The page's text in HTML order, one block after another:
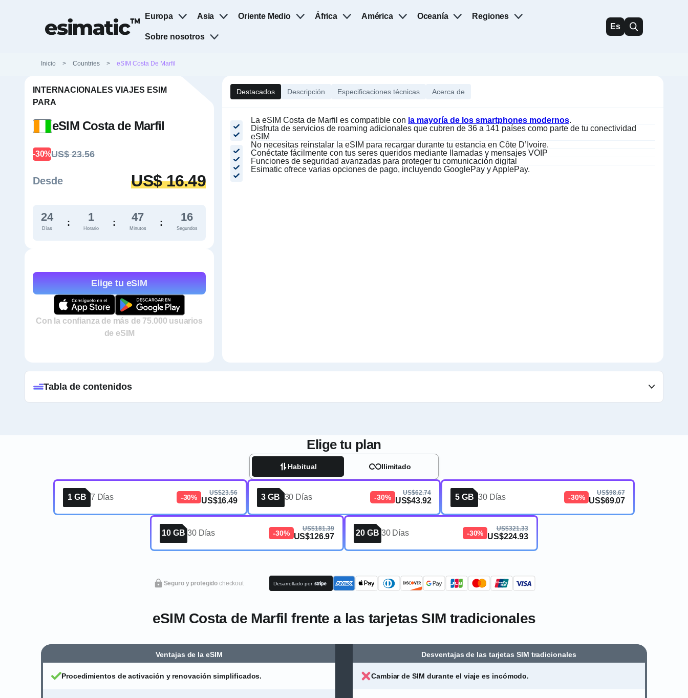
Europa Asia Oriente Medio África América Oceanía Regiones
Sobre nosotros
Es
Inicio > Countries > eSIM Costa De Marfil
INTERNACIONALES VIAJES ESIM
PARA
eSIM Costa de Marfil
-30%US$ 23.56
Desde US$ 16.49
24
Días
: 1
Horario
: 47
Minutos
: 15
Segundos
Elige tu eSIM
Con la confianza de más de 75.000 usuarios
de eSIM
Destacados Descripción Especificaciones técnicas Acerca de
La eSIM Costa de Marfil es compatible con la mayoría de los smartphones modernos.
Disfruta de servicios de roaming adicionales que cubren de 36 a 141 países como parte de tu conectividad
eSIM
No necesitas reinstalar la eSIM para recargar durante tu estancia en Côte D’Ivoire.
Conéctate fácilmente con tus seres queridos mediante llamadas y mensajes VOIP
Funciones de seguridad avanzadas para proteger tu comunicación digital
Esimatic ofrece varias opciones de pago, incluyendo GooglePay y ApplePay.
Tabla de contenidos
Elige tu plan
Habitual Ilimitado
1 GB 7 Días -30%
US$23.56
US$16.49 3 GB 30 Días -30%
US$62.74
US$43.92 5 GB 30 Días -30%
US$98.67
US$69.07
10 GB 30 Días -30%
US$181.39
US$126.97 20 GB 30 Días -30%
US$321.33
US$224.93
Seguro y protegido checkout Desarrollado por
eSIM Costa de Marfil frente a las tarjetas SIM tradicionales
Ventajas de la eSIM
Procedimientos de activación y renovación simplificados.
Desventajas de las tarjetas SIM tradicionales
Cambiar de SIM durante el viaje es incómodo.